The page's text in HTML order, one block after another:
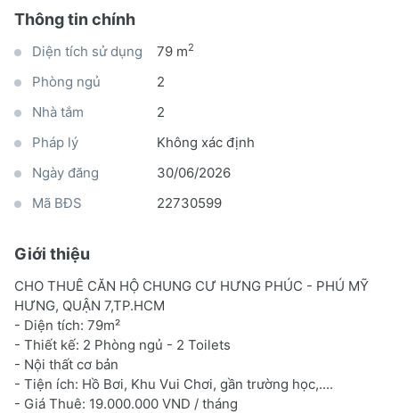
Thông tin chính
Diện tích sử dụng 79 m2
Phòng ngủ
2
Nhà tắm
2
Pháp lý
Không xác định
Ngày đăng
30/06/2026
Mã BĐS
22730599
Giới thiệu
CHO THUÊ CĂN HỘ CHUNG CƯ HƯNG PHÚC - PHÚ MỸ
HƯNG, QUẬN 7,TP.HCM
- Diện tích: 79m²
- Thiết kế: 2 Phòng ngủ - 2 Toilets
- Nội thất cơ bản
- Tiện ích: Hồ Bơi, Khu Vui Chơi, gần trường học,....
- Giá Thuê: 19.000.000 VND / tháng